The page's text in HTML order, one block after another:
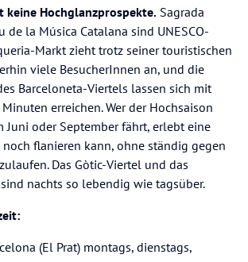
keine Hochglanzprospekte. Sagrada
de la Música Catalana sind UNESCO-
Markt zieht trotz seiner touristischen
viele BesucherInnen an, und die
Barceloneta-Viertels lassen sich mit
erreichen. Wer der Hochsaison
Juni oder September fährt, erlebt eine
flanieren kann, ohne ständig gegen
Das Gòtic-Viertel und das
nachts so lebendig wie tagsüber.
(El Prat) montags, dienstags,